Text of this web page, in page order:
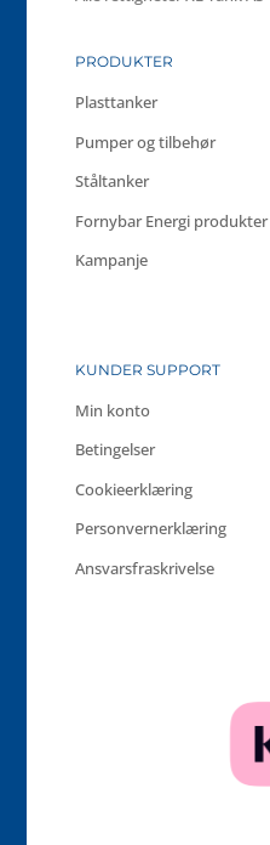
PRODUKTER
Plasttanker
Pumper og tilbehør
Ståltanker
Fornybar Energi produkter
Kampanje
KUNDER SUPPORT
Min konto
Betingelser
Cookieerklæring
Personvernerklæring
Ansvarsfraskrivelse